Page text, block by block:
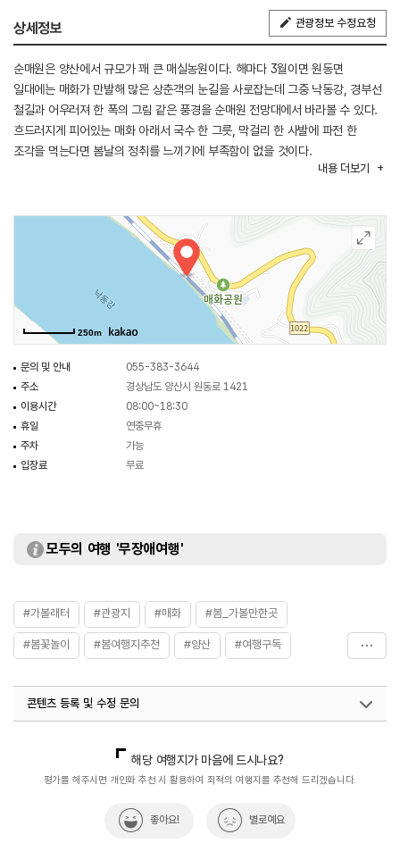
상세정보 관광정보 수정요청
순매원은 양산에서 규모가 꽤 큰 매실농원이다. 해마다 3월이면 원동면
일대에는 매화가 만발해 많은 상춘객의 눈길을 사로잡는데 그중 낙동강, 경부선
철길과 어우러져 한 폭의 그림 같은 풍경을 순매원 전망대에서 바라볼 수 있다.
흐드러지게 피어있는 매화 아래서 국수 한 그릇, 막걸리 한 사발에 파전 한
조각을 먹는다면 봄날의 정취를 느끼기에 부족함이 없을 것이다.
내용 더보기
250m
문의 및 안내
055-383-3644
주소
경상남도 양산시 원동로 1421
이용시간
08:00~18:30
휴일
연중무휴
주차
가능
입장료
무료
모두의 여행 '무장애여행'
#가볼래터 #관광지 #매화 #봄_가볼만한곳
#봄꽃놀이 #봄여행지추천 #양산 #여행구독
콘텐츠 등록 및 수정 문의
해당 여행지가 마음에 드시나요?
평가를 해주시면 개인화 추천 시 활용하여 최적의 여행지를 추천해 드리겠습니다.
좋아요! 별로예요